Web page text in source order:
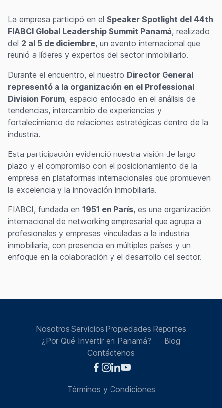
La empresa participó en el Speaker Spotlight del 44th
FIABCI Global Leadership Summit Panamá, realizado
del 2 al 5 de diciembre, un evento internacional que
reunió a líderes y expertos del sector inmobiliario.
Durante el encuentro, el nuestro Director General
representó a la organización en el Professional
Division Forum, espacio enfocado en el análisis de
tendencias, intercambio de experiencias y
fortalecimiento de relaciones estratégicas dentro de la
industria.
Esta participación evidenció nuestra visión de largo
plazo y el compromiso con el posicionamiento de la
empresa en plataformas internacionales que promueven
la excelencia y la innovación inmobiliaria.
FIABCI, fundada en 1951 en París, es una organización
internacional de networking empresarial que agrupa a
profesionales y empresas vinculadas a la industria
inmobiliaria, con presencia en múltiples países y un
enfoque en la colaboración y el desarrollo del sector.
Nosotros Servicios Propiedades Reportes
¿Por Qué Invertir en Panamá?
Blog
Contáctenos
Términos y Condiciones